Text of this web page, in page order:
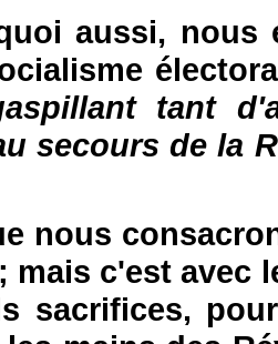
aussi, nous
tant
secours de la
nous
mais c'est avec
sacrifices,